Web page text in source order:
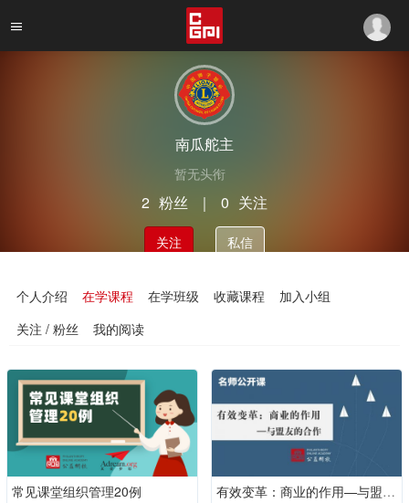
南瓜舵主
暂无头衔
2 粉丝 ｜ 0 关注
关注 私信
个人介绍 在学课程 在学班级 收藏课程
加入小组
关注 / 粉丝
我的阅读
常见课堂组织管理20例
有效变革：商业的作用—与盟友的合作